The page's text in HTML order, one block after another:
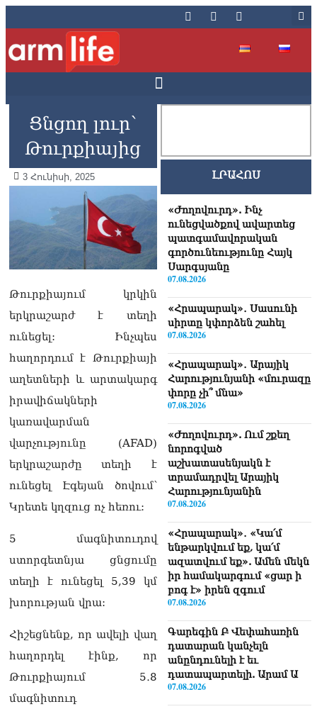
Ցնցող լուր՝
Թուրքիայից
3 Հունիսի, 2025
Թուրքիայում կրկին
երկրաշարժ է տեղի
ունեցել: Ինչպես
հաղորդում է Թուրքիայի
աղետների և արտակարգ
իրավիճակների
կառավարման
վարչությունը (AFAD)
երկրաշարժը տեղի է
ունեցել Էգեյան ծովում՝
Կրետե կղզուց ոչ հեռու:
5 մագնիտուդով
ստորգետնյա ցնցումը
տեղի է ունեցել 5,39 կմ
խորության վրա:
Հիշեցնենք, որ ավելի վաղ
հաղորդել էինք, որ
Թուրքիայում 5․8
մագնիտուդ
ԼՐԱՀՈՍ
«Ժողովուրդ». Ինչ
ունեցվածքով ավարտեց
պատգամավորական
գործունեությունը Հայկ
Սարգսյանը
07.08.2026
«Հրապարակ»․ Սասունի
սիրտը կփորձեն շահել
07.08.2026
«Հրապարակ»․ Արայիկ
Հարությունյանի «մուրազը
փորը չի՞ մնա»
07.08.2026
«Ժողովուրդ». Ում շքեղ
նորոգված
աշխատասենյակն է
տրամադրվել Արայիկ
Հարությունյանին
07.08.2026
«Հրապարակ»․ «Կա՛մ
ենթարկվում եք, կա՛մ
ազատվում եք». Ամեն մեկն
իր համակարգում «ցար ի
բոգ է» իրեն զգում
07.08.2026
Գարեգին Բ Վեփահառին
դատարան կանչելն
անընդունելի է եւ
դատապարտելի. Արամ Ա
07.08.2026